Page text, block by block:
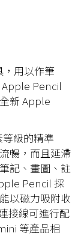
，用以作筆
Pencil
新 Apple
級的精準
暢，而且延滯
筆記、 畫圖 、註
Pencil 採
以磁力吸附收
接線可進行配
等產品相